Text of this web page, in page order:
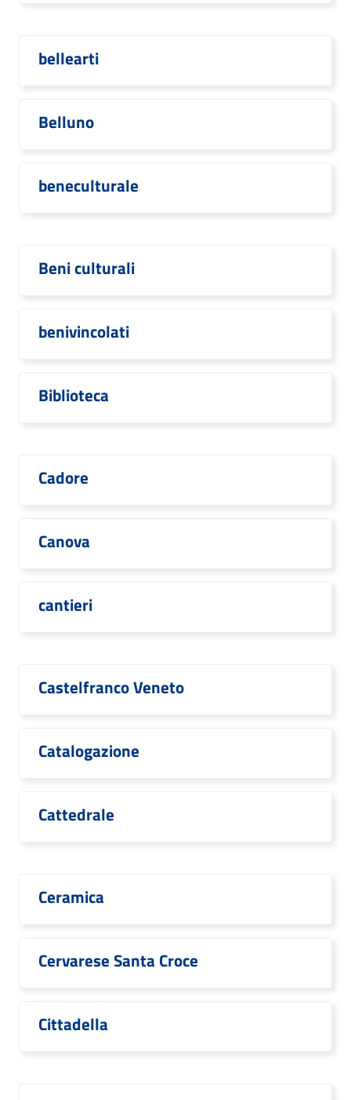
bellearti
Belluno
beneculturale
Beni culturali
benivincolati
Biblioteca
Cadore
Canova
cantieri
Castelfranco Veneto
Catalogazione
Cattedrale
Ceramica
Cervarese Santa Croce
Cittadella